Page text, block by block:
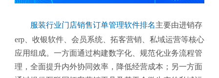
服装行业门店销售订单管理软件排名主要由进销存
erp、收银软件、会员系统、拓客营销、私域运营等核心
应用组成。一方面通过构建数字化、规范化业务流程管
理，全面提升内外协同效率，降低经营成本；另一方面